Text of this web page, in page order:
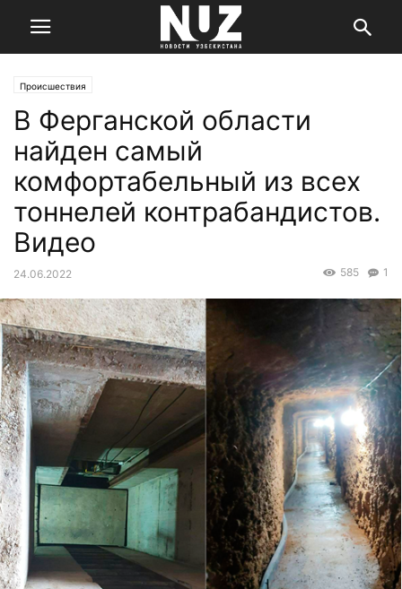
Происшествия
В Ферганской области
найден самый
комфортабельный из всех
тоннелей контрабандистов.
Видео
24.06.2022 1
585